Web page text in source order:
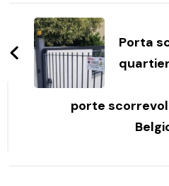
Navigazione
articoli
Porta
porte